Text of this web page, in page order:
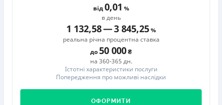
від0,01
в день
1 132,58—3 845,25
реальна річна процентна ставка
до50 000
на 360-365 дн.
Істотні характеристики послуги
Попередження про можливі наслідки
ОФОРМИТИ